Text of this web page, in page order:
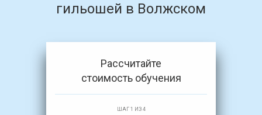
гильошей в Волжском
Рассчитайте
стоимость обучения
ШАГ 1 ИЗ 4